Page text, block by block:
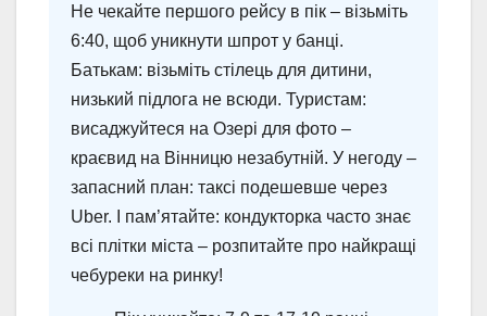
Не чекайте першого рейсу в пік – візьміть
6:40, щоб уникнути шпрот у банці.
Батькам: візьміть стілець для дитини,
низький підлога не всюди. Туристам:
висаджуйтеся на Озері для фото –
краєвид на Вінницю незабутній. У негоду –
запасний план: таксі подешевше через
Uber. І пам’ятайте: кондукторка часто знає
всі плітки міста – розпитайте про найкращі
чебуреки на ринку!